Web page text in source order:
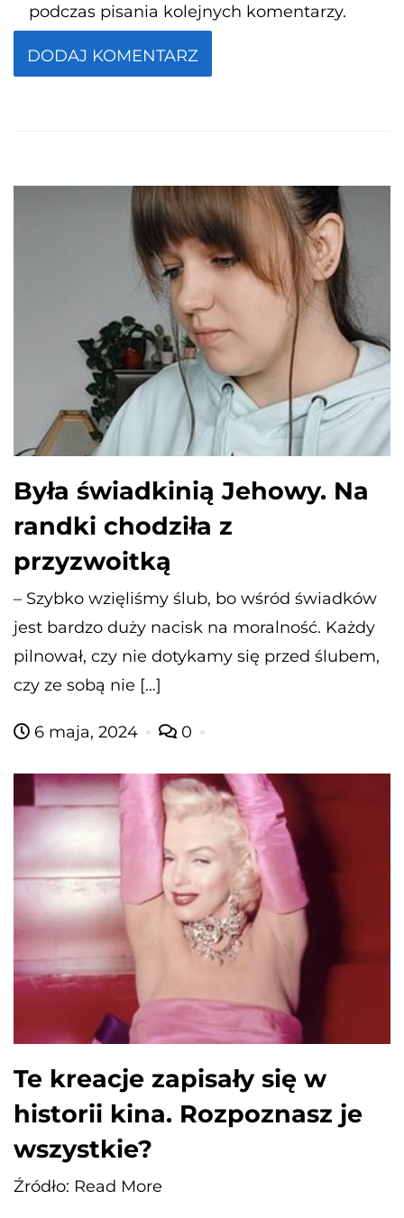
podczas pisania kolejnych komentarzy.
Była świadkinią Jehowy. Na
randki chodziła z
przyzwoitką
– Szybko wzięliśmy ślub, bo wśród świadków
jest bardzo duży nacisk na moralność. Każdy
pilnował, czy nie dotykamy się przed ślubem,
czy ze sobą nie […]
6 maja, 2024 0
Te kreacje zapisały się w
historii kina. Rozpoznasz je
wszystkie?
Źródło: Read More